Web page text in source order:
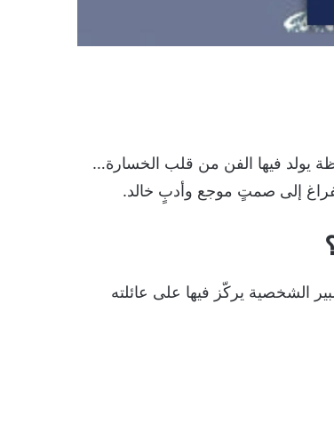
يولد فيها الفن من قلب الخسارة…
إلى صمتٍ موجع وأدبٍ خالد.
الشخصية يركّز فيها على عائلته